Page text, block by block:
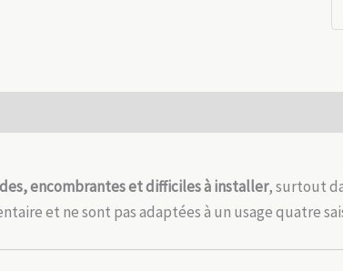
encombrantes et difficiles à installer, surtout
et ne sont pas adaptées à un usage quatre